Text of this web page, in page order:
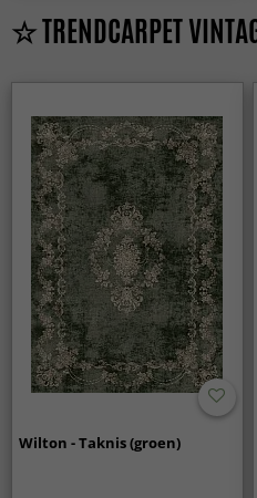
☆ TRENDCARPET
Wilton - Taknis (groen)